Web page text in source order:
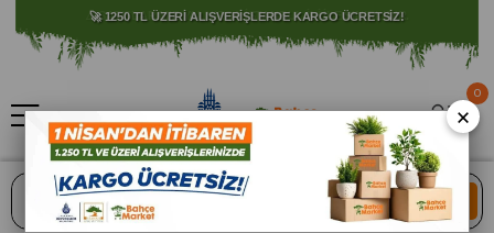
⚠️ SATIŞLARIMIZ YALNIZCA İSTANBUL İLİ İLE SINIRLIDIR.
ARA
0
×